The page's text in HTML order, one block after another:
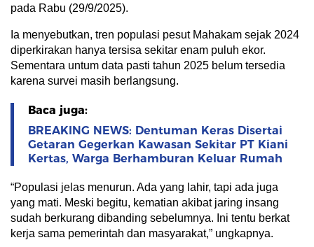
pada Rabu (29/9/2025).
Ia menyebutkan, tren populasi pesut Mahakam sejak 2024
diperkirakan hanya tersisa sekitar enam puluh ekor.
Sementara untum data pasti tahun 2025 belum tersedia
karena survei masih berlangsung.
Baca juga:
BREAKING NEWS: Dentuman Keras Disertai
Getaran Gegerkan Kawasan Sekitar PT Kiani
Kertas, Warga Berhamburan Keluar Rumah
“Populasi jelas menurun. Ada yang lahir, tapi ada juga
yang mati. Meski begitu, kematian akibat jaring insang
sudah berkurang dibanding sebelumnya. Ini tentu berkat
kerja sama pemerintah dan masyarakat,” ungkapnya.